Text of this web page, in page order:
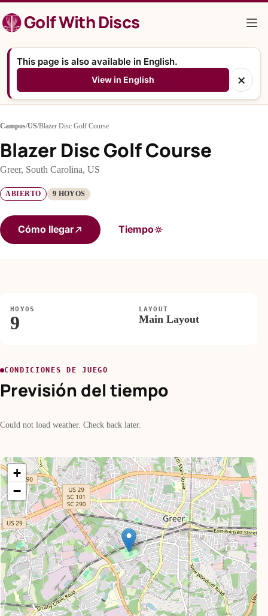
al
contenidoGolf With Discs
This page is also available in English.
View in English ×
Campos/US/Blazer Disc Golf Course
Blazer Disc Golf Course
Greer, South Carolina, US
ABIERTO 9 HOYOS
Cómo llegar Tiempo
HOYOS
9
LAYOUT
Main Layout
CONDICIONES DE JUEGO
Previsión del tiempo
Could not load weather. Check back later.
+
−